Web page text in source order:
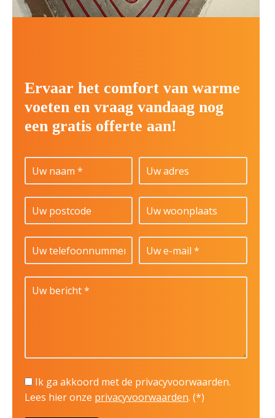
Ervaar het comfort van warme
voeten en vraag vandaag nog
een gratis offerte aan!
Ik ga akkoord met de privacyvoorwaarden.
Lees hier onze privacyvoorwaarden. (*)